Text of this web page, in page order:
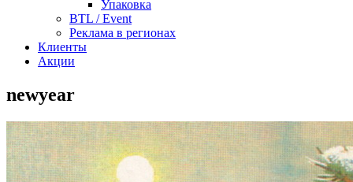
Упаковка
BTL / Event
Реклама в регионах
Клиенты
Акции
newyear